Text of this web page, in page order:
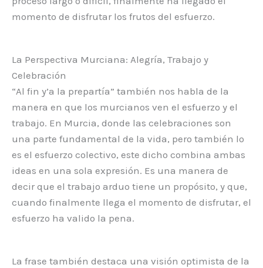
momento de disfrutar los frutos del esfuerzo.
La Perspectiva Murciana: Alegría, Trabajo y
Celebración
“Al fin y’a la prepartía” también nos habla de la
manera en que los murcianos ven el esfuerzo y el
trabajo. En Murcia, donde las celebraciones son
una parte fundamental de la vida, pero también lo
es el esfuerzo colectivo, este dicho combina ambas
ideas en una sola expresión. Es una manera de
decir que el trabajo arduo tiene un propósito, y que,
cuando finalmente llega el momento de disfrutar, el
esfuerzo ha valido la pena.
La frase también destaca una visión optimista de la